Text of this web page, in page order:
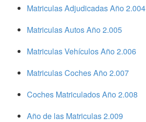
Matriculas Adjudicadas Año 2.004
Matriculas Autos Año 2.005
Matriculas Vehículos Año 2.006
Matriculas Coches Año 2.007
Coches Matriculados Año 2.008
Año de las Matriculas 2.009